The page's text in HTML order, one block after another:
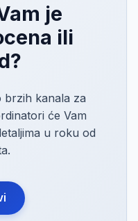
je
ili
brzih kanala za
će Vam
u roku od